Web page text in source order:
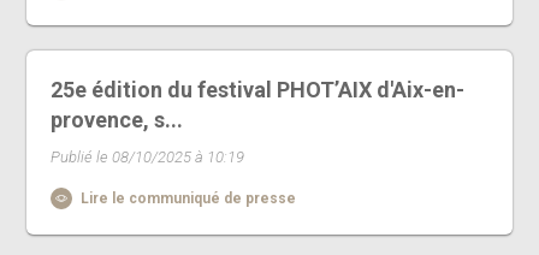
25e édition du festival PHOT’AIX d'Aix-en-
provence, s...
Publié le 08/10/2025 à 10:19
Lire le communiqué de presse